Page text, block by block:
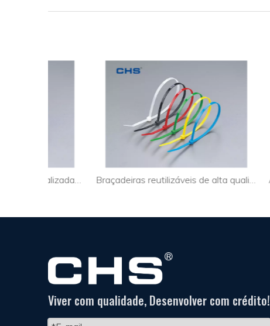
Braçadeiras reutilizáveis ​​de alta qualidade para cabo de PC
Viver com qualidade, Desenvolver com crédito!